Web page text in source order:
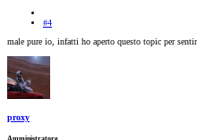
#4
male pure io, infatti ho aperto questo topic per
proxy